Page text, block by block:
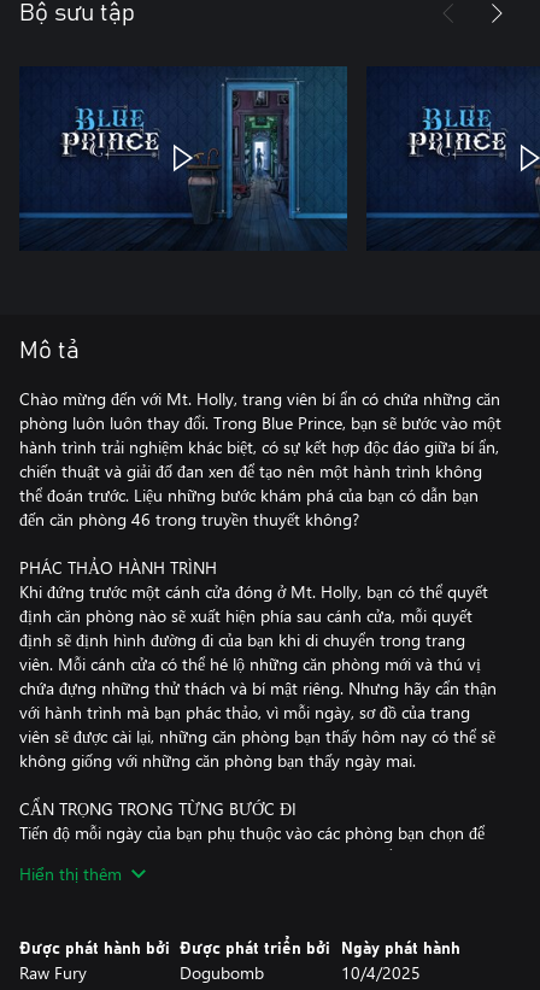
Bộ sưu tập
Mô tả
Chào mừng đến với Mt. Holly, trang viên bí ẩn có chứa những căn
phòng luôn luôn thay đổi. Trong Blue Prince, bạn sẽ bước vào một
hành trình trải nghiệm khác biệt, có sự kết hợp độc đáo giữa bí ẩn,
chiến thuật và giải đố đan xen để tạo nên một hành trình không
thể đoán trước. Liệu những bước khám phá của bạn có dẫn bạn
đến căn phòng 46 trong truyền thuyết không?
PHÁC THẢO HÀNH TRÌNH
Khi đứng trước một cánh cửa đóng ở Mt. Holly, bạn có thể quyết
định căn phòng nào sẽ xuất hiện phía sau cánh cửa, mỗi quyết
định sẽ định hình đường đi của bạn khi di chuyển trong trang
viên. Mỗi cánh cửa có thể hé lộ những căn phòng mới và thú vị
chứa đựng những thử thách và bí mật riêng. Nhưng hãy cẩn thận
với hành trình mà bạn phác thảo, vì mỗi ngày, sơ đồ của trang
viên sẽ được cài lại, những căn phòng bạn thấy hôm nay có thể sẽ
không giống với những căn phòng bạn thấy ngày mai.
CẨN TRỌNG TRONG TỪNG BƯỚC ĐI
Tiến độ mỗi ngày của bạn phụ thuộc vào các phòng bạn chọn để
phác thảo và các công cụ bạn tìm thấy ở đó. Có thể sử dụng các
vật phẩm trong game theo nhiều cách sáng tạo để thúc đẩy khám
động một cách khôn ngoan - ngôi nhà sẽ cài lại vào mỗi sáng, xóa
tất cả ngoại trừ các nâng cấp vĩnh viễn cho bản vẽ trang viên của
Hiển thị thêm
Được phát hành bởi
Raw Fury
Được phát triển bởi
Dogubomb
Ngày phát hành
10/4/2025